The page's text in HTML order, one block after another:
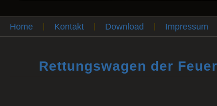
Home Kontakt Download Impressum
Rettungswagen der